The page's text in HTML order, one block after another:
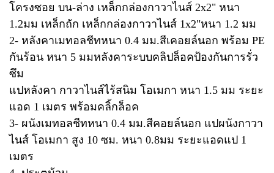
โครงซอย บน-ล่าง เหล็กกล่องกาวาไนส์ 2x2" หนา
1.2มม เหล็กถัก เหล็กกล่องกาวาไนส์ 1x2"หนา 1.2 มม
2- หลังคาเมทอลชีทหนา 0.4 มม.สีเคอยล์นอก พร้อม PE
กันร้อน หนา 5 มมหลังคาระบบคลิปล็อคป้องกันการรั่ว
ซึม
แปหลังคา กาวาไนส์ไร้สนิม โอเมกา หนา 1.5 มม ระยะ
แอด 1 เมตร พร้อมคลิ้กล็อค
3- ผนังเมทอลชีทหนา 0.4 มม.สีคอยล์นอก แปผนังกาวา
ไนส์ โอเมกา สูง 10 ซม. หนา 0.8มม ระยะแอดแป 1
เมตร